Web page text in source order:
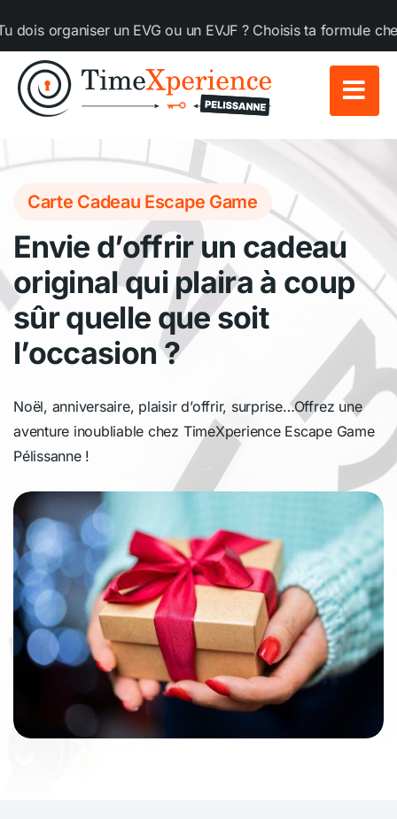
au
contenu
un EVG ou un EVJF ? Choisis ta formule chez
Carte Cadeau Escape Game
Envie d’offrir un cadeau
original qui plaira à coup
sûr quelle que soit
l’occasion ?
Noël, anniversaire, plaisir d’offrir, surprise…Offrez une
aventure inoubliable chez TimeXperience Escape Game
Pélissanne !